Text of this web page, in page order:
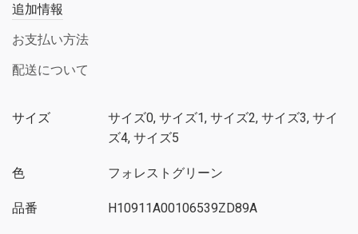
追加情報
お支払い方法
配送について
サイズ
サイズ0, サイズ1, サイズ2, サイズ3, サイ
ズ4, サイズ5
色 フォレストグリーン
品番 H10911A00106539ZD89A